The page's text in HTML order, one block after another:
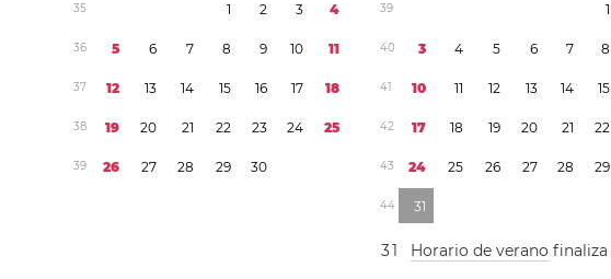
35 1 2 3 4
36 5 6 7 8 9 10 11
37 12 13 14 15 16 17 18
38 19 20 21 22 23 24 25
39 26 27 28 29 30
39 1
40 3 4 5 6 7 8
41 10 11 12 13 14 15
42 17 18 19 20 21 22
43 24 25 26 27 28 29
44 31
31 Horario de verano finaliza